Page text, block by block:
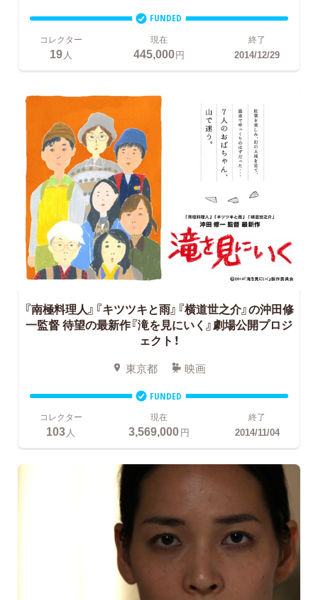
FUNDED
コレクター
19人
現在
445,000円
終了
2014/12/29
『南極料理人』『キツツキと雨』『横道世之介』の沖田修
一監督待望の最新作『滝を見にいく』劇場公開プロジ
ェクト！
東京都 映画
FUNDED
コレクター
103人
現在
3,569,000円
終了
2014/11/04